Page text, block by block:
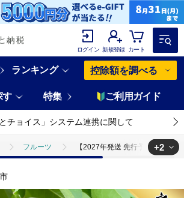
ログイン 新規登録 カート
ランキング 控除額を調べる
す 特集 ご利用ガイド
とチョイス」システム連携に関して
フルーツ 【2027年発送 先行予約】山梨
もも 【2027年発送 先行予約】山梨の朝ど
+2